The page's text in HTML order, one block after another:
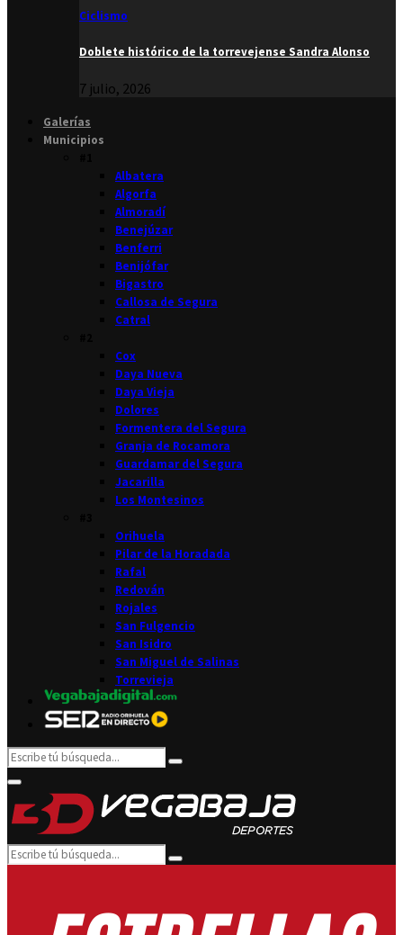
Ciclismo
Doblete histórico de la torrevejense Sandra Alonso
7 julio, 2026
Galerías
Municipios
Albatera
Algorfa
Almoradí
Benejúzar
Benferri
Benijófar
Bigastro
Callosa de Segura
Catral
Cox
Daya Nueva
Daya Vieja
Dolores
Formentera del Segura
Granja de Rocamora
Guardamar del Segura
Jacarilla
Los Montesinos
Orihuela
Pilar de la Horadada
Rafal
Redován
Rojales
San Fulgencio
San Isidro
San Miguel de Salinas
Torrevieja
Search
for:
Search
Primary
Menu
Search
for:
Search